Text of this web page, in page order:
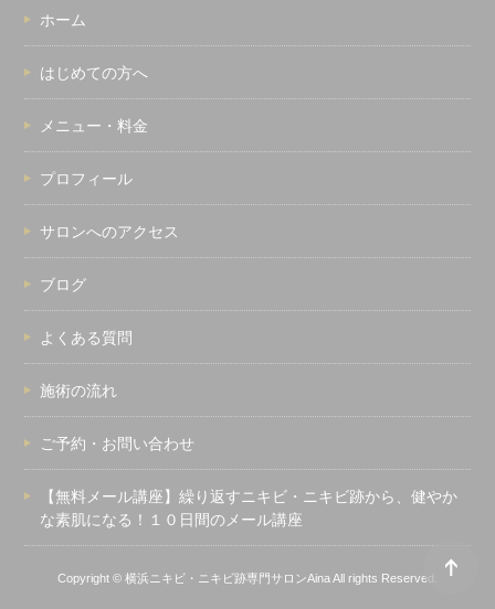
ホーム
はじめての方へ
メニュー・料金
プロフィール
サロンへのアクセス
ブログ
よくある質問
施術の流れ
ご予約・お問い合わせ
【無料メール講座】繰り返すニキビ・ニキビ跡から、健やか
な素肌になる！１０日間のメール講座
Copyright © 横浜ニキビ・ニキビ跡専門サロンAinaAll rights Reserved.